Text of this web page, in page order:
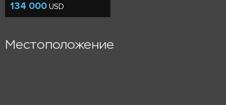
134 000 USD
Местоположение